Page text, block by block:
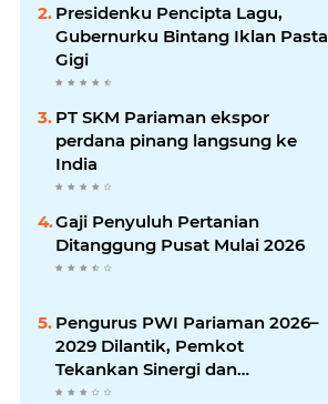
Presidenku Pencipta Lagu,
Gubernurku Bintang Iklan Pasta
Gigi
PT SKM Pariaman ekspor
perdana pinang langsung ke
India
Gaji Penyuluh Pertanian
Ditanggung Pusat Mulai 2026
Pengurus PWI Pariaman 2026–
2029 Dilantik, Pemkot
Tekankan Sinergi dan
Profesionalisme Pers